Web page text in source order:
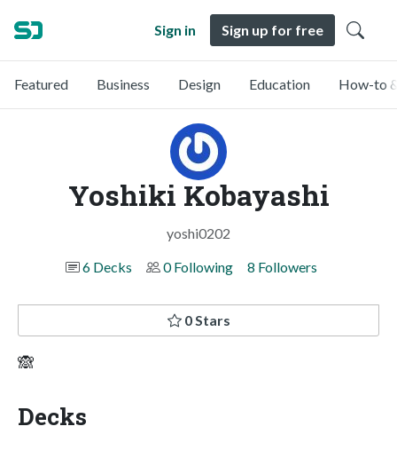
Sign in Sign up for free
Featured Business Design Education How-to
Yoshiki Kobayashi
yoshi0202
6 Decks
0 Following 8 Followers
0 Stars
🙈
Decks